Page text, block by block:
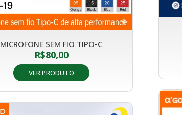
MICROFONE SEM FIO TIPO-C
R$80,00
VER PRODUTO